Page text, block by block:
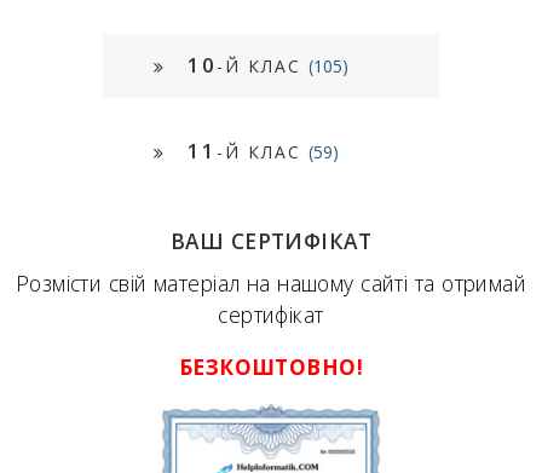
10 -Й КЛАС (105)
11 -Й КЛАС (59)
ВАШ СЕРТИФІКАТ
Розмісти свій матеріал на нашому сайті та отримай
сертифікат
БЕЗКОШТОВНО!